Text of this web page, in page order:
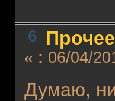
6 Прочее
« : 06/04/
Думаю,